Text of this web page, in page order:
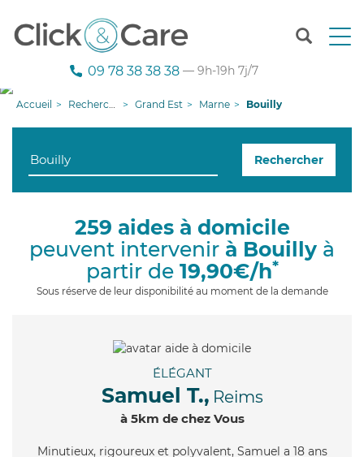
T
n
g
09 78 38 38 38 — 9h-19h 7j/7
Accueil Recherche aide à domicile Grand Est Marne Bouilly
Rechercher
259 aides à domicile
peuvent intervenir à Bouilly à
partir de 19,90€/h*
Sous réserve de leur disponibilité au moment de la demande
ÉLÉGANT
Samuel T., Reims
à 5km de chez Vous
Minutieux, rigoureux et polyvalent, Samuel a 18 ans